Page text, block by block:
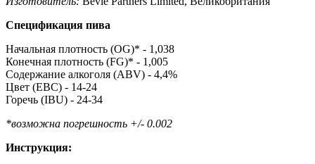
Спецификация пива
Начальная плотность (OG)* - 1,038
Конечная плотность (FG)* - 1,005
Содержание алкоголя (ABV) - 4,4%
Цвет (EBC) - 14-24
Горечь (IBU) - 24-34
*возможна погрешность +/- 0.002
Инструкция: